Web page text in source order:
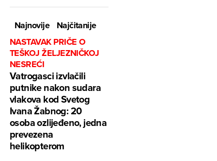
Najnovije
Najčitanije
NASTAVAK PRIČE O
TEŠKOJ ŽELJEZNIČKOJ
NESREĆI
Vatrogasci izvlačili
putnike nakon sudara
vlakova kod Svetog
Ivana Žabnog: 20
osoba ozlijeđeno, jedna
prevezena
helikopterom